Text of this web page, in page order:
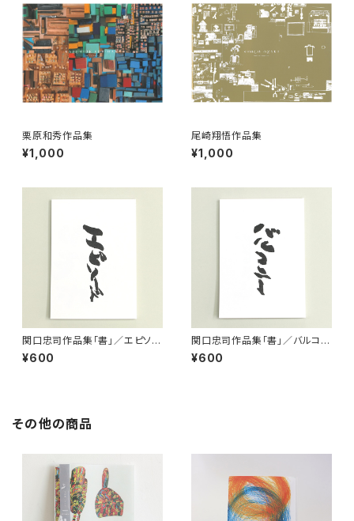
栗原和秀作品集
¥1,000
尾崎翔悟作品集
¥1,000
関口忠司作品集「書」／エピソー
ド
¥600
関口忠司作品集「書」／バルコニ
ー
¥600
その他の商品